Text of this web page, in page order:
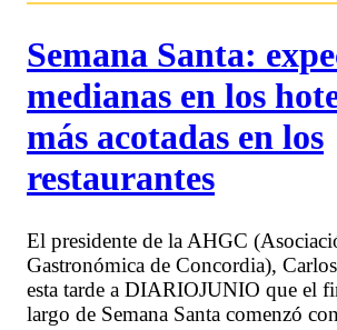
Semana Santa:
medianas en los
más acotadas en los
restaurantes
El presidente de la AHGC
Gastronómica de Concordia),
esta tarde a DIARIOJUNIO que el
largo de Semana Santa comenzó